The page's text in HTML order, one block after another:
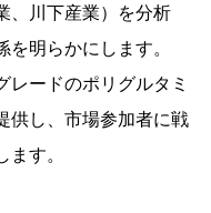
、川下産業）を分析
明らかにします。
ードのポリグルタミ
供し、市場参加者に戦
す。